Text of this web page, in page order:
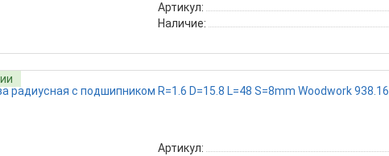
Артикул:
Наличие:
Артикул: